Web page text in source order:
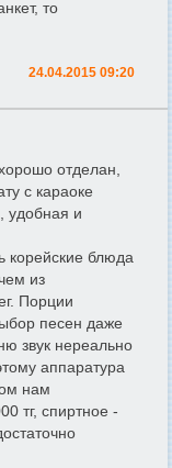
то
24.04.2015 09:20
отделан,
с караоке
удобная и
корейские блюда
из
Порции
песен даже
звук нереально
аппаратура
нам
тг, спиртное -